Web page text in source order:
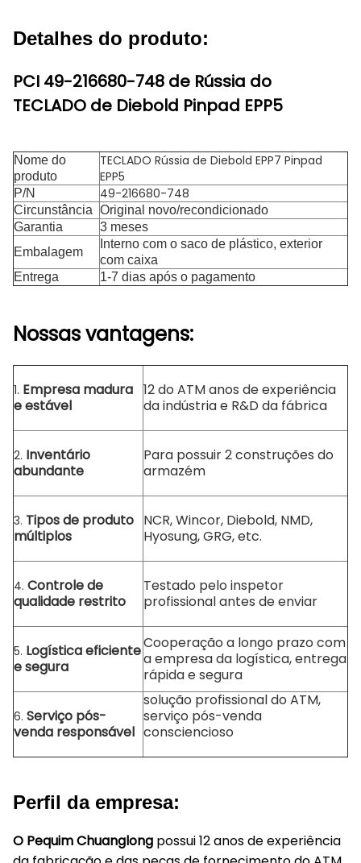
Detalhes do produto:
PCI 49-216680-748 de Rússia do
TECLADO de Diebold Pinpad EPP5
Nome do
produto
TECLADO Rússia de Diebold EPP7 Pinpad
EPP5
P/N 49-216680-748
Circunstância Original novo/recondicionado
Garantia
3 meses
Embalagem
Interno com o saco de plástico, exterior
com caixa
Entrega
1-7 dias após o pagamento
Nossas vantagens:
1. Empresa madura
e estável
12 do ATM anos de experiência
da indústria e R&D da fábrica
2. Inventário
abundante
Para possuir 2 construções do
armazém
3. Tipos de produto
múltiplos
NCR, Wincor, Diebold, NMD,
Hyosung, GRG, etc.
4. Controle de
qualidade restrito
Testado pelo inspetor
profissional antes de enviar
5. Logística eficiente
e segura
Cooperação a longo prazo com
a empresa da logística, entrega
rápida e segura
6. Serviço pós-
venda responsável
solução profissional do ATM,
serviço pós-venda
consciencioso
Perfil da empresa:
O Pequim Chuanglong possui 12 anos de experiência